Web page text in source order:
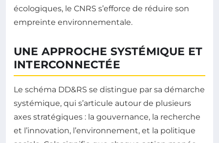
écologiques, le CNRS s’efforce de réduire son
empreinte environnementale.
UNE APPROCHE SYSTÉMIQUE ET
INTERCONNECTÉE
Le schéma DD&RS se distingue par sa démarche
systémique, qui s’articule autour de plusieurs
axes stratégiques : la gouvernance, la recherche
et l’innovation, l’environnement, et la politique